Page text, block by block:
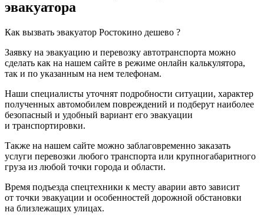
эвакуатора
Как вызвать эвакуатор Ростокино дешево ?
Заявку на эвакуацию и перевозку автотранспорта можно
сделать как на нашем сайте в режиме онлайн калькулятора,
так и по указанным на нем телефонам.
Наши специалисты уточнят подробности ситуации, характер
полученных автомобилем повреждений и подберут наиболее
безопасный и удобный вариант его эвакуации
и транспортировки.
Также на нашем сайте можно заблаговременно заказать
услуги перевозки любого транспорта или крупногабаритного
груза из любой точки города и области.
Время подъезда спецтехники к месту аварии авто зависит
от точки эвакуации и особенностей дорожной обстановки
на близлежащих улицах.